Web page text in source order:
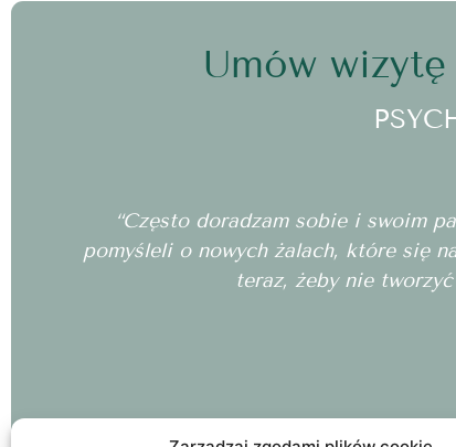
Umów
“Często doradzam sobie i swoim
pomyśleli o nowych żalach, które się
teraz, żeby nie